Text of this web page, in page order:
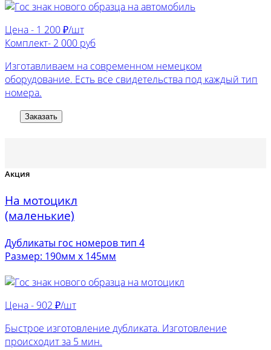
Цена - 1 200 ₽/шт
Комплект- 2 000 руб
Изготавливаем на современном немецком
оборудование. Есть все свидетельства под каждый тип
номера.
Заказать
Акция
На мотоцикл
(маленькие)
Дубликаты гос номеров тип 4
Размер: 190мм х 145мм
Цена - 902 ₽/шт
Быстрое изготовление дубликата. Изготовление
происходит за 5 мин.